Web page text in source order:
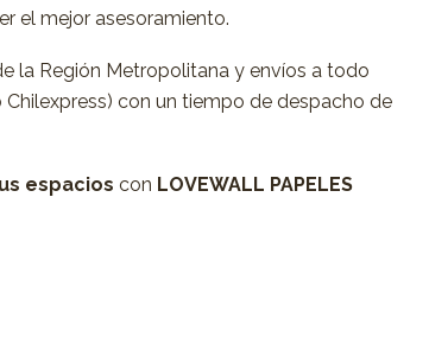
el mejor asesoramiento.
la Región Metropolitana y envíos a todo
con un tiempo de despacho de
espacios con LOVEWALL PAPELES